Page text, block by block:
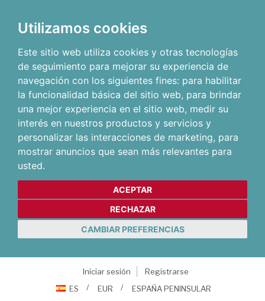
Utilizamos cookies
Este sitio web utiliza cookies y otras tecnologías
de seguimiento para mejorar su experiencia de
navegación con los siguientes fines: para habilitar
la funcionalidad básica del sitio web, para brindar
una mejor experiencia en el sitio web, medir su
interés en nuestros productos y servicios y
personalizar las interacciones de marketing, para
mostrar anuncios que sean más relevantes para
usted.
ACEPTAR
RECHAZAR
CAMBIAR PREFERENCIAS
Iniciar sesión
Registrarse
ES
EUR ESPAÑA PENINSULAR